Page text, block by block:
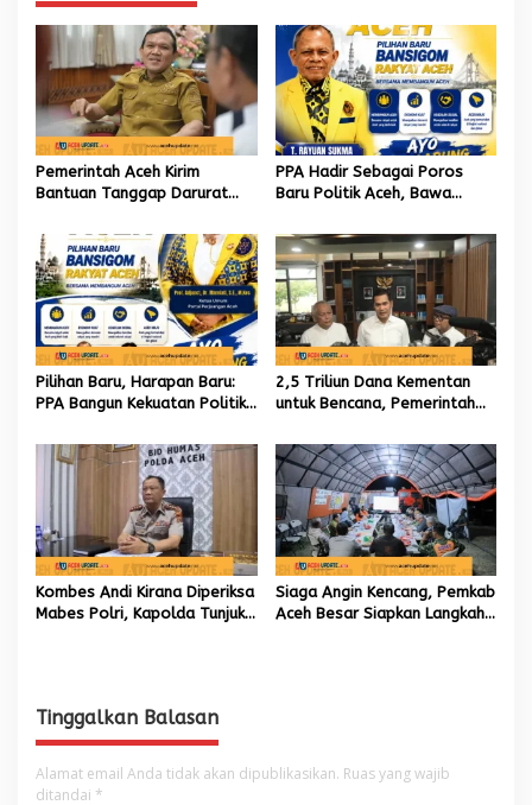
‎Pemerintah Aceh Kirim
Bantuan Tanggap Darurat
Aceh Tengah
PPA Hadir Sebagai Poros
Baru Politik Aceh, Bawa
Internasional untuk Kemajuan
Daerah
Pilihan Baru, Harapan Baru:
PPA Bangun Kekuatan Politik
2,5 Triliun Dana Kementan
untuk Bencana, Pemerintah
Kombes Andi Kirana Diperiksa
Mabes Polri, Kapolda Tunjuk
Siaga Angin Kencang, Pemkab
Aceh Besar Siapkan Langkah
Tinggalkan Balasan
Alamat email Anda tidak akan dipublikasikan. Ruas yang wajib
ditandai *